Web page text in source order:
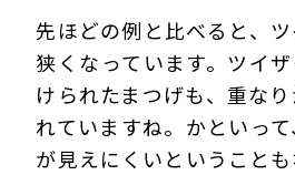
先ほどの例と比べると、
狭くなっています。ツイ
けられたまつげも、重な
れていますね。かといっ
が見えにくいということ